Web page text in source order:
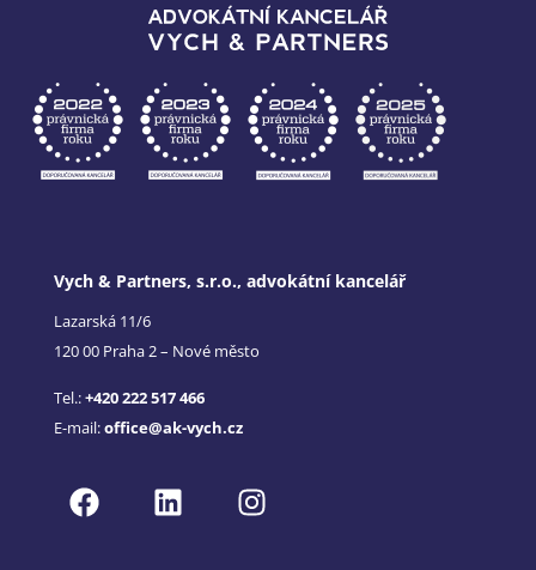
Vych & Partners, s.r.o., advokátní kancelář
Lazarská 11/6
120 00 Praha 2 – Nové město
Tel.:+420 222 517 466
E-mail:office@ak-vych.cz